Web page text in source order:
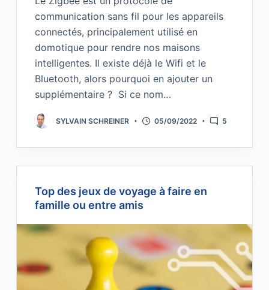
communication sans fil pour les appareils
connectés, principalement utilisé en
domotique pour rendre nos maisons
intelligentes. Il existe déjà le Wifi et le
Bluetooth, alors pourquoi en ajouter un
supplémentaire ? Si ce nom…
SYLVAIN SCHREINER 05/09/2022 5
Top des jeux de voyage à faire en
famille ou entre amis